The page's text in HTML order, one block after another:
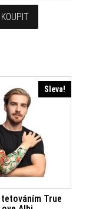
KOUPIT
Sleva!
tetováním True